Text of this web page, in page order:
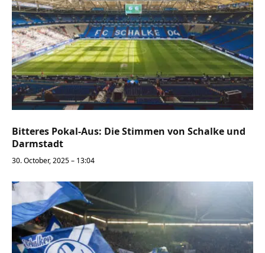
Bitteres Pokal-Aus: Die Stimmen von Schalke und
Darmstadt
30. October, 2025 – 13:04